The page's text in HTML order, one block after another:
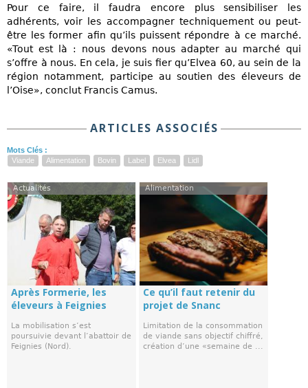
Pour ce faire, il faudra encore plus sensibiliser les
adhérents, voir les accompagner techniquement ou peut-
être les former afin qu’ils puissent répondre à ce marché.
«Tout est là : nous devons nous adapter au marché qui
s’offre à nous. En cela, je suis fier qu’Elvea 60, au sein de la
région notamment, participe au soutien des éleveurs de
l’Oise», conclut Francis Camus.
ARTICLES ASSOCIÉS
Mots Clés :
Viande
Alimentation Bovin Label Elvea Lidl
Actualités
Après Formerie, les
éleveurs à Feignies
La mobilisation s’est
poursuivie devant l’abattoir de
Feignies (Nord).
Alimentation
Ce qu’il faut retenir du
projet de Snanc
Limitation de la consommation
de viande sans objectif chiffré,
création d’une «semaine de ...